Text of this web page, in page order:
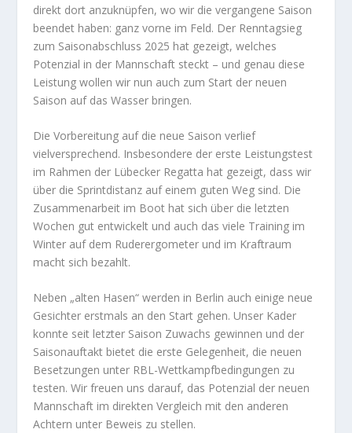
direkt dort anzuknüpfen, wo wir die vergangene Saison
beendet haben: ganz vorne im Feld. Der Renntagsieg
zum Saisonabschluss 2025 hat gezeigt, welches
Potenzial in der Mannschaft steckt – und genau diese
Leistung wollen wir nun auch zum Start der neuen
Saison auf das Wasser bringen.
Die Vorbereitung auf die neue Saison verlief
vielversprechend. Insbesondere der erste Leistungstest
im Rahmen der Lübecker Regatta hat gezeigt, dass wir
über die Sprintdistanz auf einem guten Weg sind. Die
Zusammenarbeit im Boot hat sich über die letzten
Wochen gut entwickelt und auch das viele Training im
Winter auf dem Ruderergometer und im Kraftraum
macht sich bezahlt.
Neben „alten Hasen“ werden in Berlin auch einige neue
Gesichter erstmals an den Start gehen. Unser Kader
konnte seit letzter Saison Zuwachs gewinnen und der
Saisonauftakt bietet die erste Gelegenheit, die neuen
Besetzungen unter RBL-Wettkampfbedingungen zu
testen. Wir freuen uns darauf, das Potenzial der neuen
Mannschaft im direkten Vergleich mit den anderen
Achtern unter Beweis zu stellen.